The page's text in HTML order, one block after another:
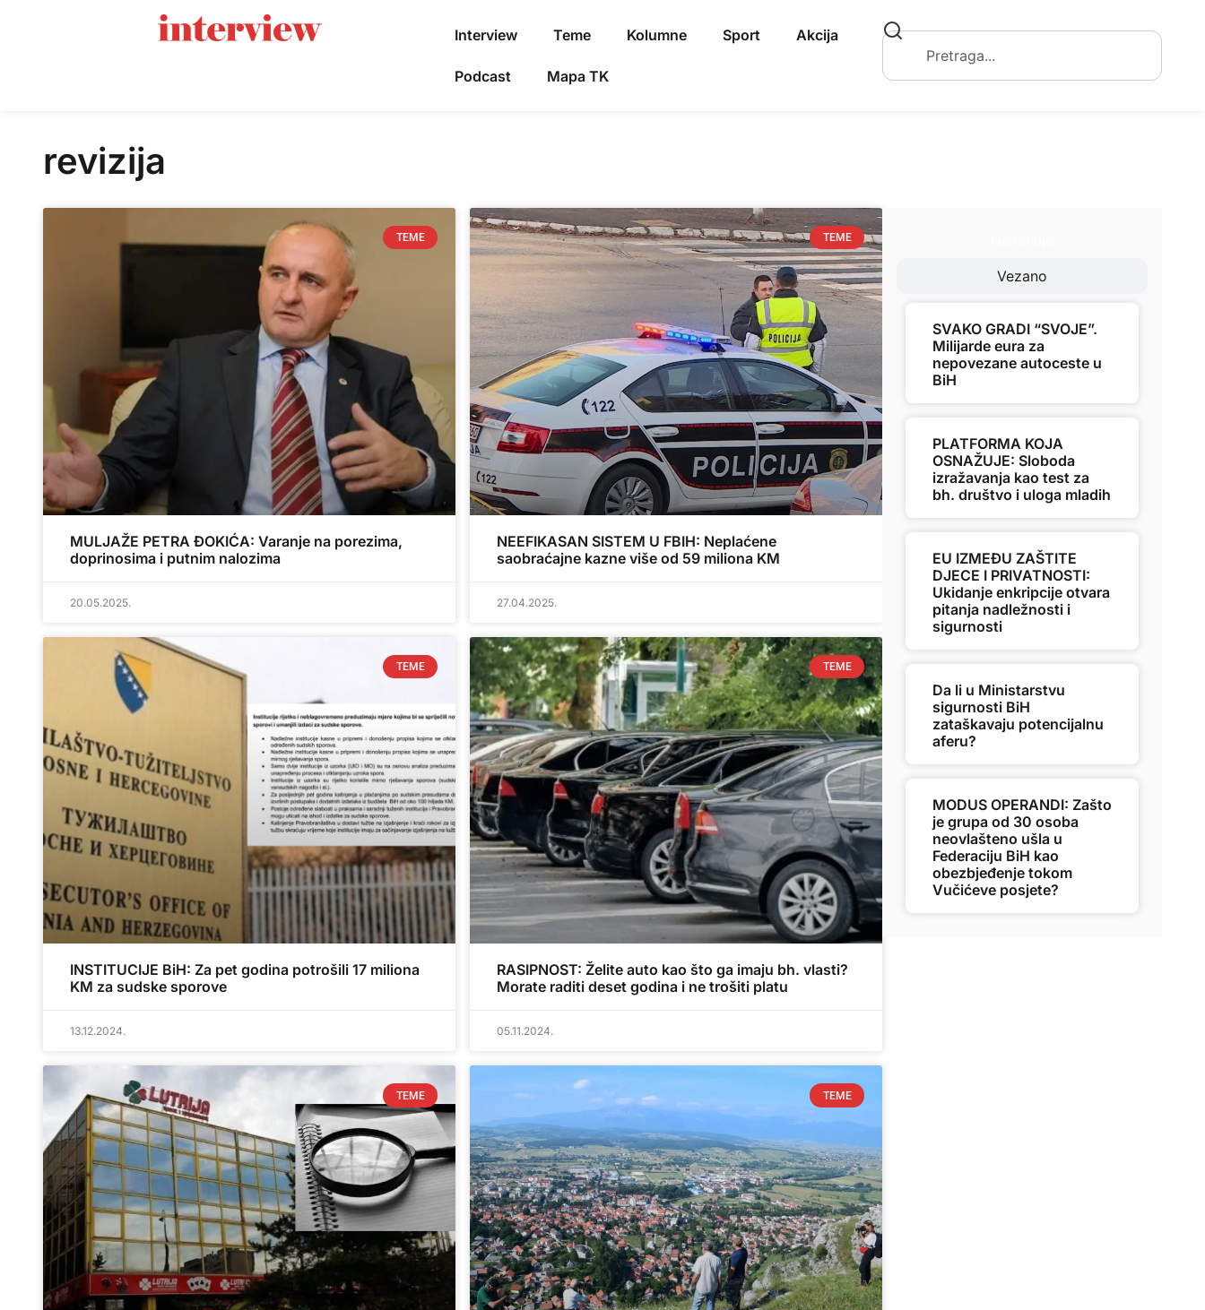
Interview Teme Kolumne Sport Akcija
Podcast Mapa TK
revizija
TEME
MULJAŽE PETRA ĐOKIĆA: Varanje na porezima,
doprinosima i putnim nalozima
20.05.2025.
TEME
NEEFIKASAN SISTEM U FBIH: Neplaćene
saobraćajne kazne više od 59 miliona KM
27.04.2025.
TEME
INSTITUCIJE BiH: Za pet godina potrošili 17 miliona
KM za sudske sporove
13.12.2024.
TEME
RASIPNOST: Želite auto kao što ga imaju bh. vlasti?
Morate raditi deset godina i ne trošiti platu
05.11.2024.
TEME TEME
Vezano
SVAKO GRADI “SVOJE”.
Milijarde eura za
nepovezane autoceste u
BiH
PLATFORMA KOJA
OSNAŽUJE: Sloboda
izražavanja kao test za
bh. društvo i uloga mladih
EU IZMEĐU ZAŠTITE
DJECE I PRIVATNOSTI:
Ukidanje enkripcije otvara
pitanja nadležnosti i
sigurnosti
Da li u Ministarstvu
sigurnosti BiH
zataškavaju potencijalnu
aferu?
MODUS OPERANDI: Zašto
je grupa od 30 osoba
neovlašteno ušla u
Federaciju BiH kao
obezbjeđenje tokom
Vučićeve posjete?